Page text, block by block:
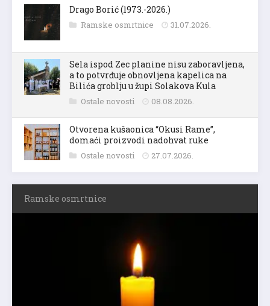
Drago Borić (1973.-2026.)
Ramske osmrtnice 31.07.2026.
Sela ispod Zec planine nisu zaboravljena,
a to potvrđuje obnovljena kapelica na
Bilića groblju u župi Solakova Kula
Ostale novosti 08.08.2026.
Otvorena kušaonica “Okusi Rame”,
domaći proizvodi nadohvat ruke
Ostale novosti 27.07.2026.
Ramske osmrtnice